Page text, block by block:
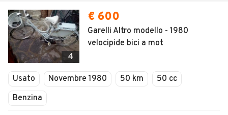
4
€ 600
Garelli Altro modello - 1980
velocipide bici a mot
Usato Novembre 1980 50 km
50 cc
Benzina